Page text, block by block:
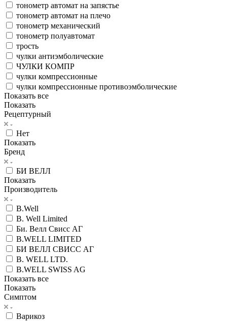
тонометр автомат на запястье
тонометр автомат на плечо
тонометр механический
тонометр полуавтомат
трость
чулки антиэмболические
ЧУЛКИ КОМПР
чулки компрессионные
чулки компрессионные противоэмболические
Показать все
Показать
Рецептурный
Нет
Показать
Бренд
БИ ВЕЛЛ
Показать
Производитель
B.Well
B. Well Limited
Би. Велл Свисс АГ
B.WELL LIMITED
БИ ВЕЛЛ СВИСС АГ
B. WELL LTD.
B.WELL SWISS AG
Показать все
Показать
Симптом
Варикоз